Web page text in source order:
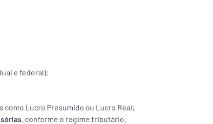
e federal);
como Lucro Presumido ou Lucro Real;
, conforme o regime tributário.